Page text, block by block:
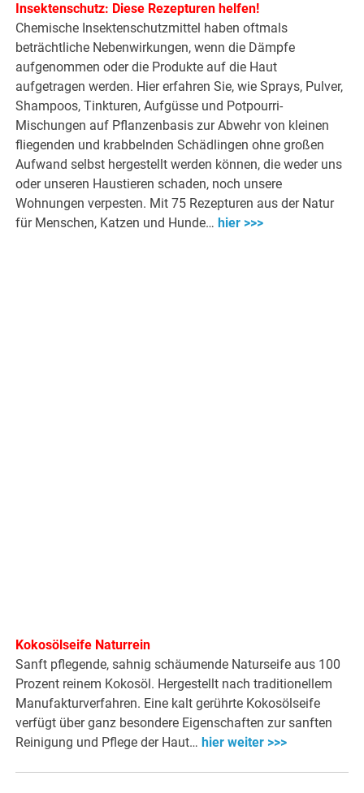
Insektenschutz: Diese Rezepturen helfen!
Chemische Insektenschutzmittel haben oftmals
beträchtliche Nebenwirkungen, wenn die Dämpfe
aufgenommen oder die Produkte auf die Haut
aufgetragen werden. Hier erfahren Sie, wie Sprays, Pulver,
Shampoos, Tinkturen, Aufgüsse und Potpourri-
Mischungen auf Pflanzenbasis zur Abwehr von kleinen
fliegenden und krabbelnden Schädlingen ohne großen
Aufwand selbst hergestellt werden können, die weder uns
oder unseren Haustieren schaden, noch unsere
Wohnungen verpesten. Mit 75 Rezepturen aus der Natur
für Menschen, Katzen und Hunde… hier >>>
Kokosölseife Naturrein
Sanft pflegende, sahnig schäumende Naturseife aus 100
Prozent reinem Kokosöl. Hergestellt nach traditionellem
Manufakturverfahren. Eine kalt gerührte Kokosölseife
verfügt über ganz besondere Eigenschaften zur sanften
Reinigung und Pflege der Haut… hier weiter >>>